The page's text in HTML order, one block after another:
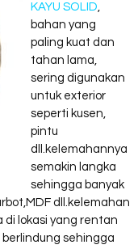
KAYU SOLID,
bahan yang
paling kuat dan
tahan lama,
sering digunakan
untuk exterior
seperti kusen,
pintu
dll.kelemahannya
semakin langka
sehingga banyak
dll.kelemahan
di lokasi yang rentan
sehingga